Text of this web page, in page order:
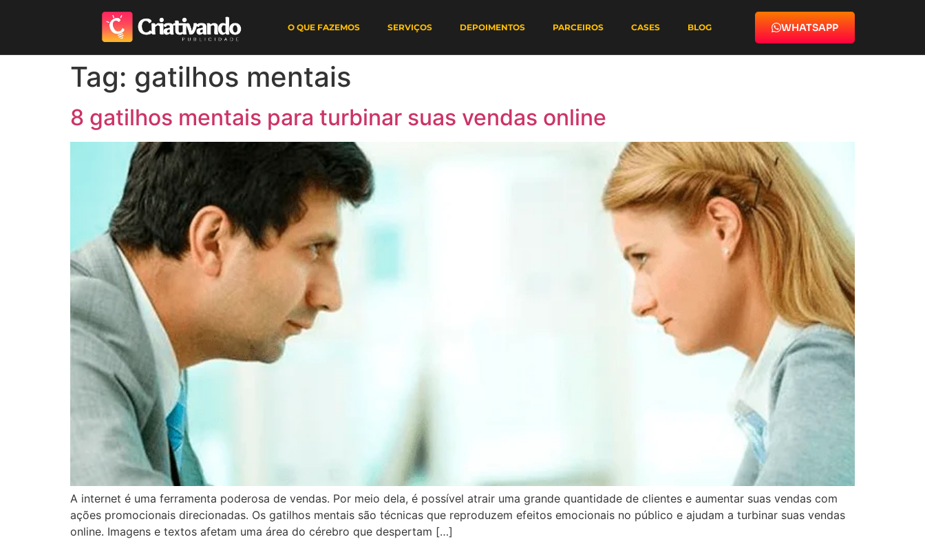
O QUE FAZEMOS SERVIÇOS DEPOIMENTOS PARCEIROS CASES BLOG WHATSAPP
Tag: gatilhos mentais
8 gatilhos mentais para turbinar suas vendas online
A internet é uma ferramenta poderosa de vendas. Por meio dela, é possível atrair uma grande quantidade de clientes e aumentar suas vendas com
ações promocionais direcionadas. Os gatilhos mentais são técnicas que reproduzem efeitos emocionais no público e ajudam a turbinar suas vendas
online. Imagens e textos afetam uma área do cérebro que despertam […]